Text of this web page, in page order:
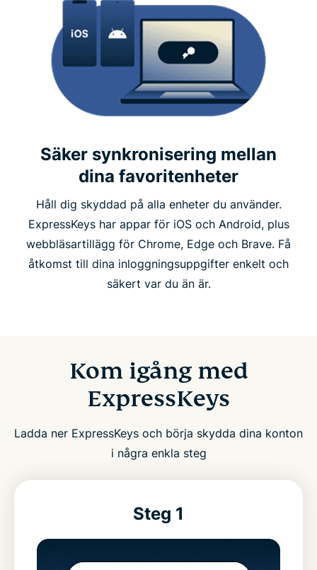
Säker synkronisering mellan
dina favoritenheter
Håll dig skyddad på alla enheter du använder.
ExpressKeys har appar för iOS och Android, plus
webbläsartillägg för Chrome, Edge och Brave. Få
åtkomst till dina inloggningsuppgifter enkelt och
säkert var du än är.
Kom igång med
ExpressKeys
Ladda ner ExpressKeys och börja skydda dina konton
i några enkla steg
Steg 1